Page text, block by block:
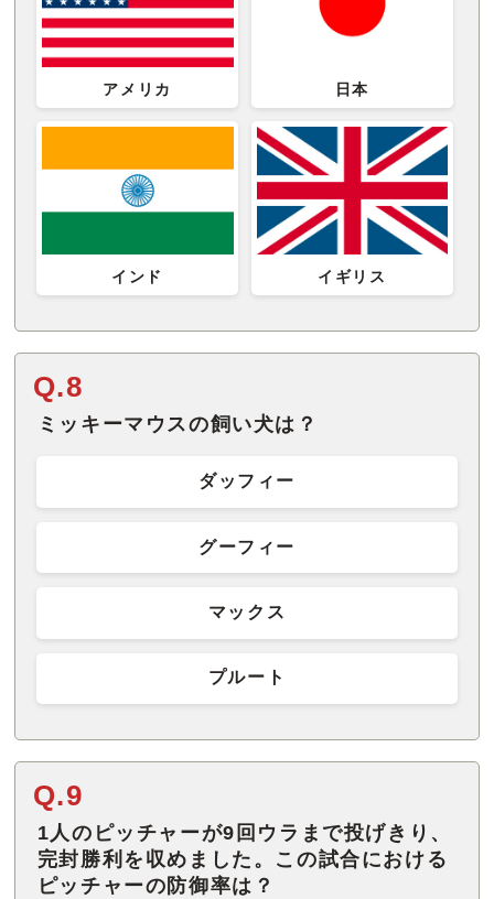
アメリカ 日本
インド イギリス
Q.8
ミッキーマウスの飼い犬は？
ダッフィー
グーフィー
マックス
プルート
Q.9
1人のピッチャーが9回ウラまで投げきり、
完封勝利を収めました。この試合における
ピッチャーの防御率は？